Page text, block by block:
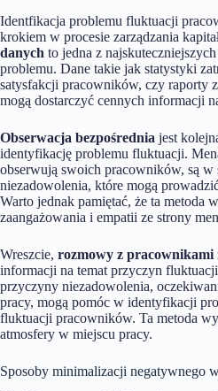
Identfikacja problemu fluktuacji
krokiem w procesie zarządzania
danych to jedna z
problemu. Dane takie jak statystyki
satysfakcji pracowników, czy raporty
mogą dostarczyć cennych informacji
Obserwacja bezpośrednia jest
identyfikację problemu fluktuacji.
obserwują swoich pracowników, są w
niezadowolenia, które mogą
Warto jednak pamiętać, że ta metoda
zaangażowania i empatii ze strony
Wreszcie, rozmowy z pracownikami
informacji na temat przyczyn
przyczyny niezadowolenia,
pracy, mogą pomóc w identyfikacji
fluktuacji pracowników. Ta metoda
atmosfery w miejscu pracy.
Sposoby minimalizacji negatywnego